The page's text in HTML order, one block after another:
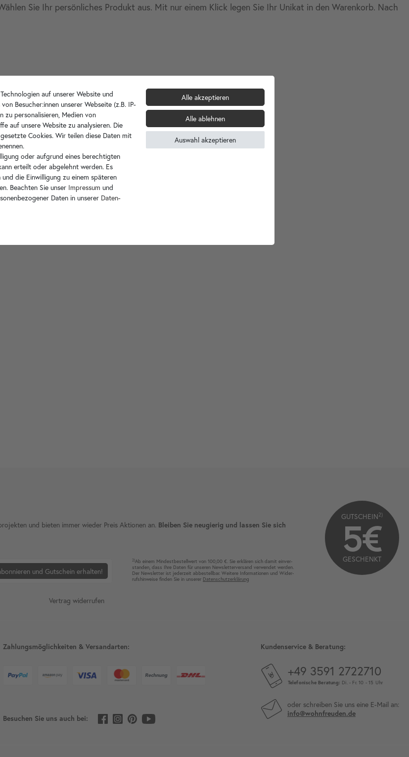
Sie Ihr persönliches Produkt aus. Mit nur einem Klick legen Sie Ihr Unikat in den Warenkorb. Nach
und bieten immer wieder Preis Aktionen an. Bleiben Sie neugierig und lassen Sie sich
und Gutschein erhalten!
2)Ab einem Mindest­bestell­wert von 100,00 €. Sie erklären sich damit ein­ver­
standen, dass Ihre Da­ten für unseren News­letter­versand ver­wen­det werden.
Der News­letter ist jeder­zeit ab­bestel­lbar. Weitere Infor­mationen und Wider­
rufshin­weise finden Sie in unserer Daten­schutz­erklärung
GUTSCHEIN2)
5€
GESCHENKT
Vertrag widerrufen
Zahlungsmöglichkeiten & Versandarten:
Besuchen Sie uns auch bei:
Kundenservice & Beratung:
+49 3591 2722710
Telefonische Beratung: Di. - Fr. 10 - 15 Uhr
oder schreiben Sie uns eine E-Mail an:
info@wohnfreuden.de
auf unserer Website und
Besucher:innen unserer Webseite (z.B. IP-
zu personalisieren, Medien von
auf unsere Website zu analysieren. Die
Cookies. Wir teilen diese Daten mit
oder aufgrund eines berechtigten
erteilt oder abgelehnt werden. Es
die Einwilligung zu einem späteren
Beachten Sie unser Impressum und
Daten in unserer Daten­
Alle akzeptieren
Alle ablehnen
Auswahl akzeptieren